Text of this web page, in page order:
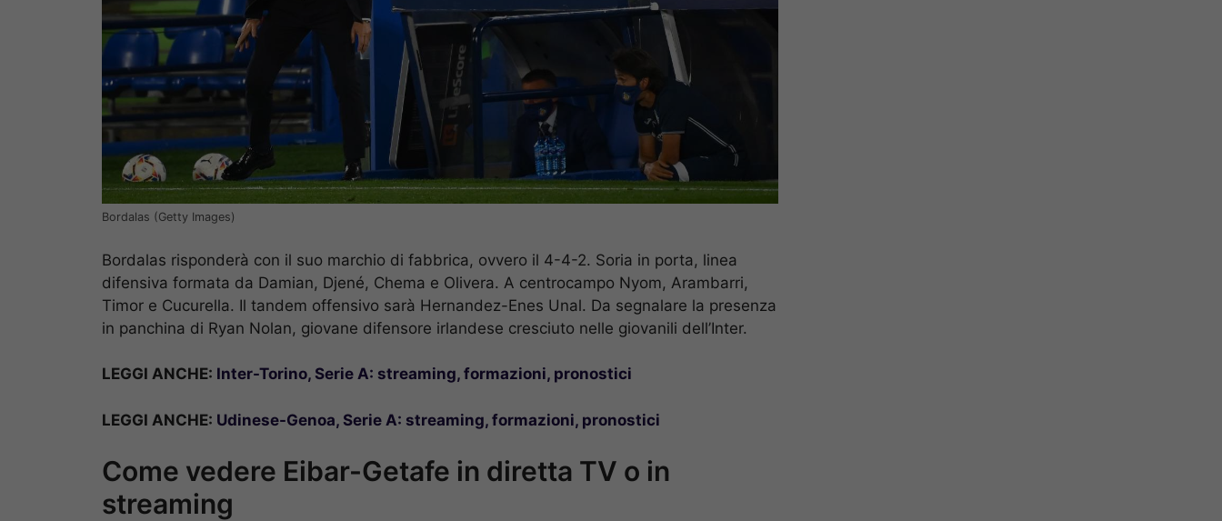
Bordalas (Getty Images)
Bordalas risponderà con il suo marchio di fabbrica, ovvero il 4-4-2. Soria in porta, linea
difensiva formata da Damian, Djené, Chema e Olivera. A centrocampo Nyom, Arambarri,
Timor e Cucurella. Il tandem offensivo sarà Hernandez-Enes Unal. Da segnalare la presenza
in panchina di Ryan Nolan, giovane difensore irlandese cresciuto nelle giovanili dell’Inter.
LEGGI ANCHE: Inter-Torino, Serie A: streaming, formazioni, pronostici
LEGGI ANCHE: Udinese-Genoa, Serie A: streaming, formazioni, pronostici
Come vedere Eibar-Getafe in diretta TV o in
streaming